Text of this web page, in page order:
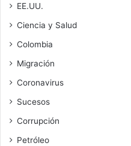
EE.UU.
Ciencia y Salud
Colombia
Migración
Coronavirus
Sucesos
Corrupción
Petróleo